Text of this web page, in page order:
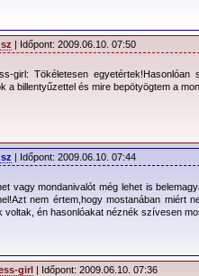
| Időpont: 2009.06.10. 07:50
girl: Tökéletesen
a billentyűzettel és mire bepötyögtem a
| Időpont: 2009.06.10. 07:44
vagy mondanivalót még lehet is
nem értem,hogy mostanában miért
voltak, én hasonlóakat néznék szívesen
girl | Időpont: 2009.06.10. 07:36